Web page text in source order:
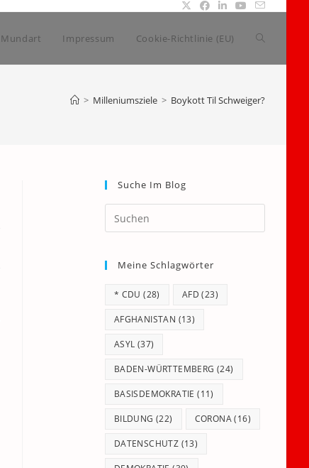
Mundart Impressum Cookie-Richtlinie (EU) Website-
> Milleniumsziele > Boykott Til Schweiger?
Suche Im Blog
Escape
Meine Schlagwörter
* CDU (28) AFD (23)
AFGHANISTAN (13)
ASYL (37)
BADEN-WÜRTTEMBERG (24)
BASISDEMOKRATIE (11)
BILDUNG (22) CORONA(16)
DATENSCHUTZ (13)